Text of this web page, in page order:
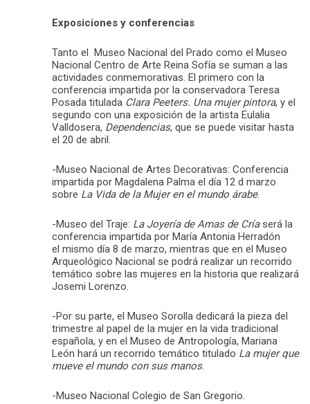
Exposiciones y conferencias
Tanto el Museo Nacional del Prado como el Museo
Nacional Centro de Arte Reina Sofía se suman a las
actividades conmemorativas. El primero con la
conferencia impartida por la conservadora Teresa
Posada titulada Clara Peeters. Una mujer pintora, y el
segundo con una exposición de la artista Eulalia
Valldosera, Dependencias, que se puede visitar hasta
el 20 de abril.
-Museo Nacional de Artes Decorativas: Conferencia
impartida por Magdalena Palma el día 12 d marzo
sobre La Vida de la Mujer en el mundo árabe.
-Museo del Traje: La Joyería de Amas de Críaserá la
conferencia impartida por María Antonia Herradón
el mismo día 8 de marzo, mientras que en el Museo
Arqueológico Nacional se podrá realizar un recorrido
temático sobre las mujeres en la historia que realizará
Josemi Lorenzo.
-Por su parte, el Museo Sorolla dedicará la pieza del
trimestre al papel de la mujer en la vida tradicional
española, y en el Museo de Antropología, Mariana
León hará un recorrido temático titulado La mujer que
mueve el mundo con sus manos.
-Museo Nacional Colegio de San Gregorio.